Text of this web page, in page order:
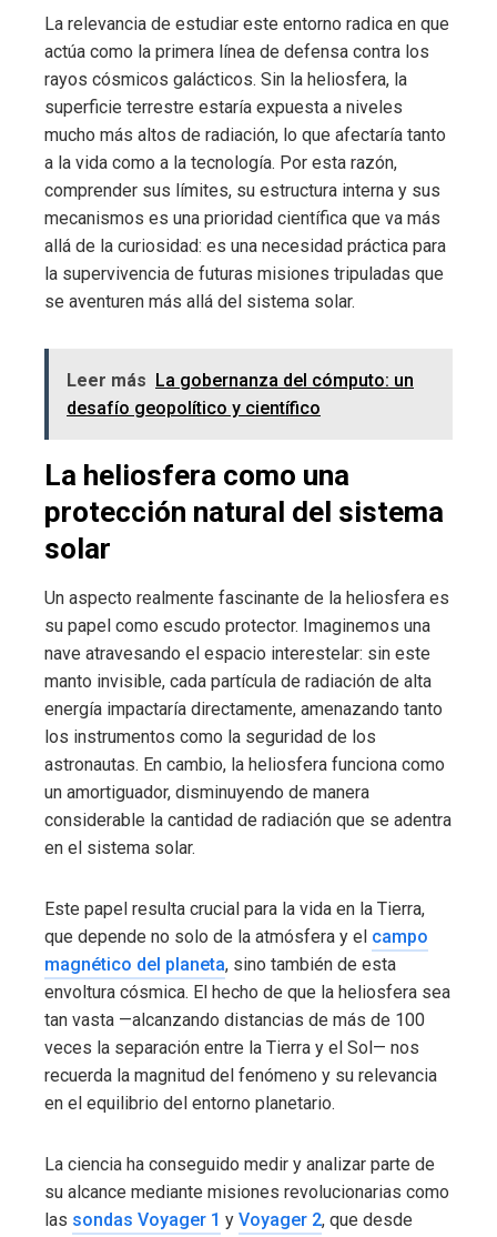
La relevancia de estudiar este entorno radica en que
actúa como la primera línea de defensa contra los
rayos cósmicos galácticos. Sin la heliosfera, la
superficie terrestre estaría expuesta a niveles
mucho más altos de radiación, lo que afectaría tanto
a la vida como a la tecnología. Por esta razón,
comprender sus límites, su estructura interna y sus
mecanismos es una prioridad científica que va más
allá de la curiosidad: es una necesidad práctica para
la supervivencia de futuras misiones tripuladas que
se aventuren más allá del sistema solar.
Leer más La gobernanza del cómputo: un
desafío geopolítico y científico
La heliosfera como una
protección natural del sistema
solar
Un aspecto realmente fascinante de la heliosfera es
su papel como escudo protector. Imaginemos una
nave atravesando el espacio interestelar: sin este
manto invisible, cada partícula de radiación de alta
energía impactaría directamente, amenazando tanto
los instrumentos como la seguridad de los
astronautas. En cambio, la heliosfera funciona como
un amortiguador, disminuyendo de manera
considerable la cantidad de radiación que se adentra
en el sistema solar.
Este papel resulta crucial para la vida en la Tierra,
que depende no solo de la atmósfera y el campo
magnético del planeta, sino también de esta
envoltura cósmica. El hecho de que la heliosfera sea
tan vasta —alcanzando distancias de más de 100
veces la separación entre la Tierra y el Sol— nos
recuerda la magnitud del fenómeno y su relevancia
en el equilibrio del entorno planetario.
La ciencia ha conseguido medir y analizar parte de
su alcance mediante misiones revolucionarias como
las sondas Voyager 1 y Voyager 2, que desde